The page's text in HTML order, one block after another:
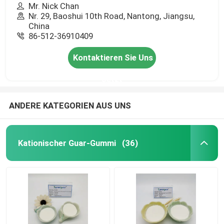
Mr. Nick Chan
Nr. 29, Baoshui 10th Road, Nantong, Jiangsu,
China
86-512-36910409
Kontaktieren Sie Uns
ANDERE KATEGORIEN AUS UNS
Kationischer Guar-Gummi (36)